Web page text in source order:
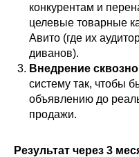
конкурентам и
целевые товарные
Авито (где их
диванов).
Внедрение
систему так, чтобы
объявлению до
продажи.
Результат через 3